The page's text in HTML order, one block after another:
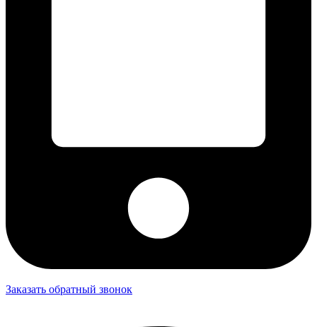
Заказать обратный звонок